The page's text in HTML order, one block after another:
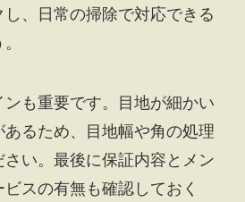
、日常の掃除で対応できる
も重要です。目地が細かい
あるため、目地幅や角の処理
い。最後に保証内容とメン
スの有無も確認しておく